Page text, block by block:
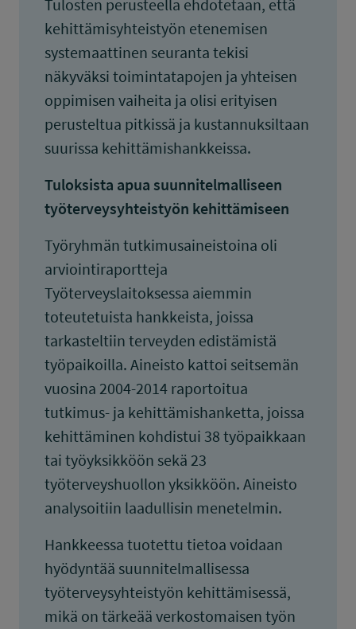
Tulosten perusteella ehdotetaan, että
kehittämisyhteistyön etenemisen
systemaattinen seuranta tekisi
näkyväksi toimintatapojen ja yhteisen
oppimisen vaiheita ja olisi erityisen
perusteltua pitkissä ja kustannuksiltaan
suurissa kehittämishankkeissa.
Tuloksista apua suunnitelmalliseen
työterveysyhteistyön kehittämiseen
Työryhmän tutkimusaineistoina oli
arviointiraportteja
Työterveyslaitoksessa aiemmin
toteutetuista hankkeista, joissa
tarkasteltiin terveyden edistämistä
työpaikoilla. Aineisto kattoi seitsemän
vuosina 2004-2014 raportoitua
tutkimus- ja kehittämishanketta, joissa
kehittäminen kohdistui 38 työpaikkaan
tai työyksikköön sekä 23
työterveyshuollon yksikköön. Aineisto
analysoitiin laadullisin menetelmin.
Hankkeessa tuotettu tietoa voidaan
hyödyntää suunnitelmallisessa
työterveysyhteistyön kehittämisessä,
mikä on tärkeää verkostomaisen työn